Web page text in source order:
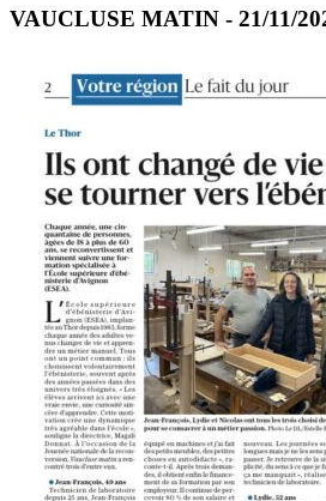
VAUCLUSE MATIN - 21/11/